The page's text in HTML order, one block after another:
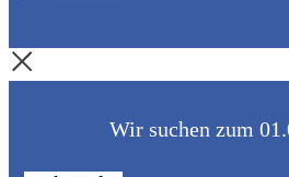
Wir suchen zum